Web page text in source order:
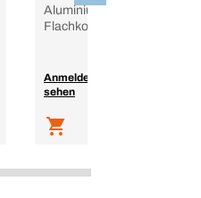
Aluminium, Stahl,
Flachkopf, farbig
Anmelden, um Preise zu
sehen